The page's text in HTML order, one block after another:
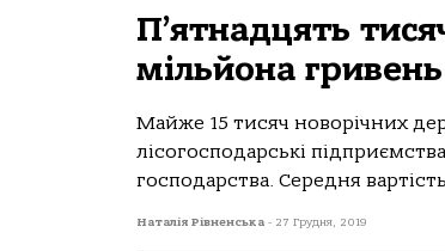
П’ятнадцять
мільйона
Майже 15 тисяч новорічних
лісогосподарські
господарства. Середня
Наталія Рівненська - 27 Грудня, 2019